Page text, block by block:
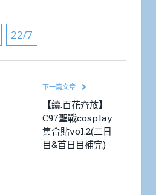
22/7
下一篇文章
【續.百花齊放】
C97聖戰cosplay
集合貼vol.2(二日
目&首日目補完)